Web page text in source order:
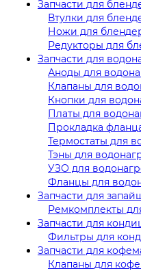
Запчасти для
Втулки для
Ножи для
Редукторы для
Запчасти для
Аноды для
Клапаны для
Кнопки для
Платы для
Прокладка
Термостаты для
Тэны для
УЗО для
Фланцы для
Запчасти для
Ремкомплекты
Запчасти для
Фильтры для
Запчасти для
Клапаны для